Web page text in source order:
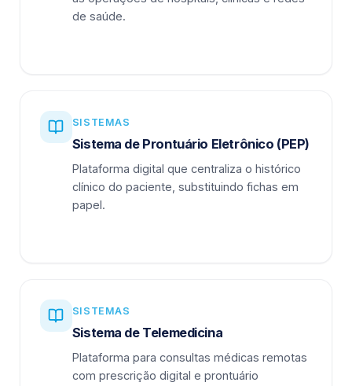
de saúde.
SISTEMAS
Sistema de Prontuário Eletrônico (PEP)
Plataforma digital que centraliza o histórico
clínico do paciente, substituindo fichas em
papel.
SISTEMAS
Sistema de Telemedicina
Plataforma para consultas médicas remotas
com prescrição digital e prontuário